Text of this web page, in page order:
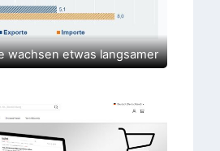
wachsen etwas langsamer